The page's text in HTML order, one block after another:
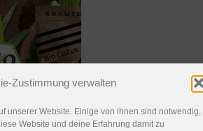
Zustimmung verwalten
unserer Website. Einige von ihnen sind notwendig,
Website und deine Erfahrung damit zu